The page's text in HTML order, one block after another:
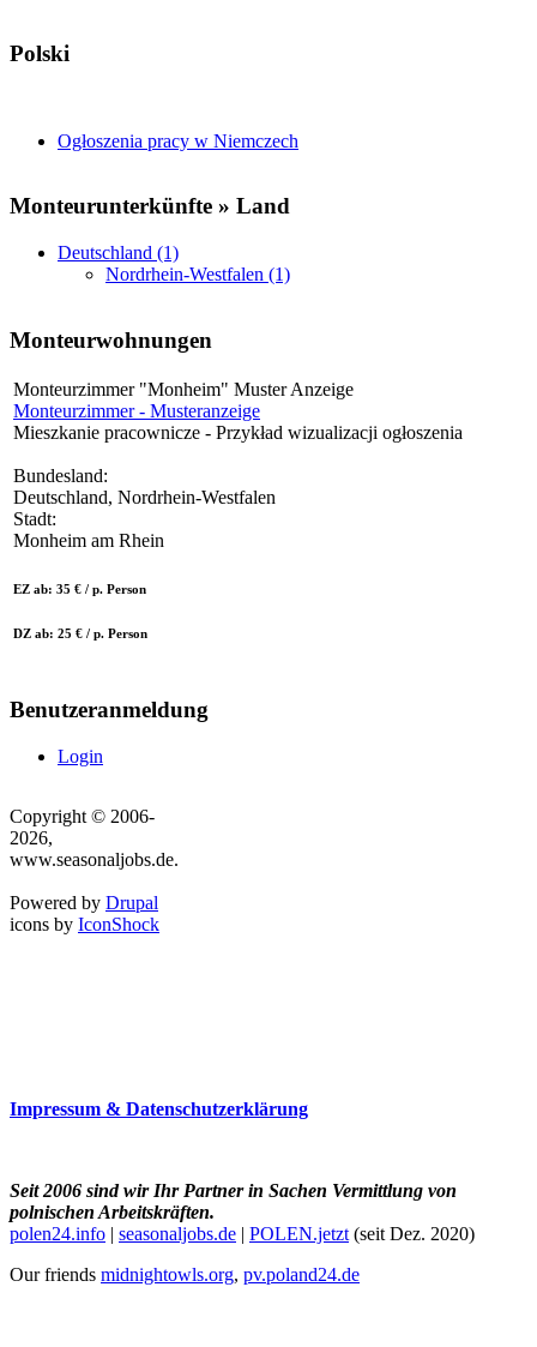
Polski
Ogłoszenia pracy w Niemczech
Monteurunterkünfte » Land
Deutschland (1)
Nordrhein-Westfalen (1)
Monteurwohnungen
Monteurzimmer "Monheim" Muster Anzeige
Monteurzimmer - Musteranzeige
Mieszkanie pracownicze - Przykład wizualizacji ogłoszenia
Bundesland:
Deutschland, Nordrhein-Westfalen
Stadt:
Monheim am Rhein
EZ ab: 35 € / p. Person
DZ ab: 25 € / p. Person
Benutzeranmeldung
Login
Copyright © 2006-
2026,
www.seasonaljobs.de.
Powered by Drupal
icons by IconShock
Impressum & Datenschutzerklärung
Seit 2006 sind wir Ihr Partner in Sachen Vermittlung von
polnischen Arbeitskräften.
polen24.info | seasonaljobs.de | POLEN.jetzt (seit Dez. 2020)
Our friends midnightowls.org, pv.poland24.de